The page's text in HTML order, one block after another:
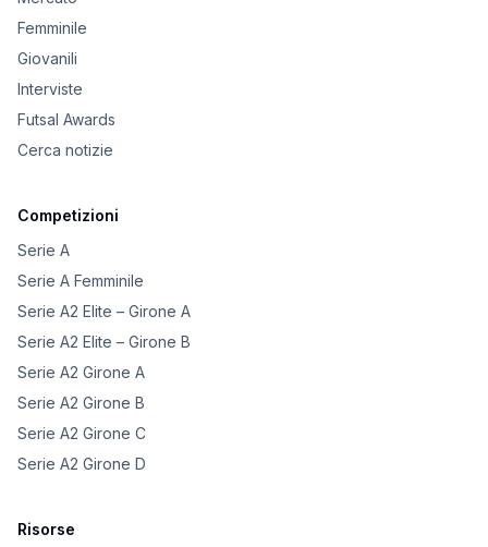
Femminile
Giovanili
Interviste
Futsal Awards
Cerca notizie
Competizioni
Serie A
Serie A Femminile
Serie A2 Elite – Girone A
Serie A2 Elite – Girone B
Serie A2 Girone A
Serie A2 Girone B
Serie A2 Girone C
Serie A2 Girone D
Risorse